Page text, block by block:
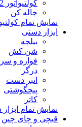
کولتیواتور 12 اسب
چاله کن
نمایش تمام
ابزار دستی
بیلچه
شن کش
فواره و
درگز
انبر دست
پیچگوشتی
کاتر
نمایش تمام
قیچی و چای چین